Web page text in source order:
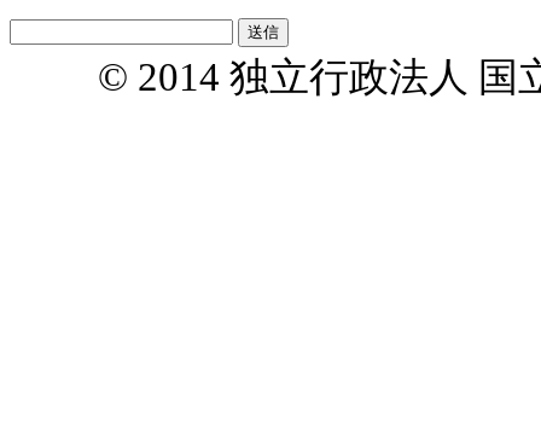
© 2014 独立行政法人 国